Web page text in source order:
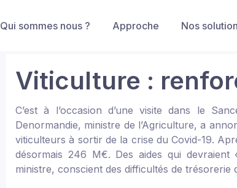
Qui sommes nous ? Approche Nos
Viticulture :
C’est à l’occasion d’une visite dans le
Denormandie, ministre de l’Agriculture, a
viticulteurs à sortir de la crise du Covid-19.
désormais 246 M€. Des aides qui
ministre, conscient des difficultés de